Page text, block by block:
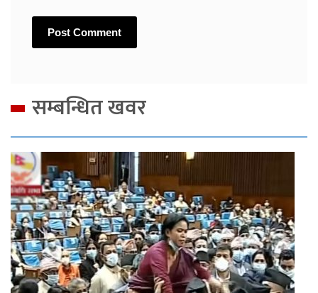
सम्बन्धित खवर